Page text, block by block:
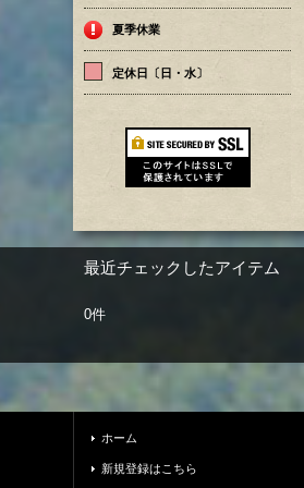
夏季休業
定休日〔日・水〕
最近チェックしたアイテム
0件
ホーム
新規登録はこちら